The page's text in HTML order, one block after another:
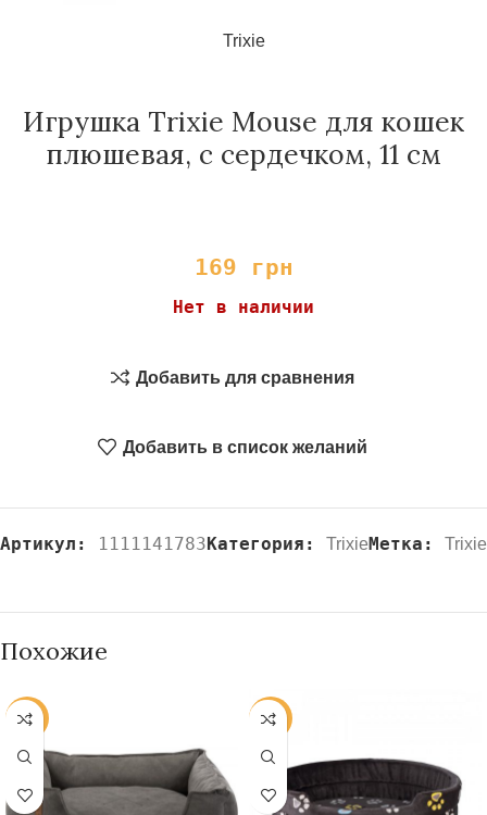
Trixie
Игрушка Trixie Mouse для кошек
плюшевая, с сердечком, 11 см
169 грн
Нет в наличии
Добавить для сравнения
Добавить в список желаний
Артикул: 1111141783Категория: TrixieМетка: Trixie
Похожие
-20% -20%